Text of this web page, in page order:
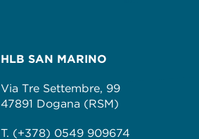
HLB SAN MARINO
Via Tre Settembre, 99
47891 Dogana (RSM)
T. (+378) 0549 909674